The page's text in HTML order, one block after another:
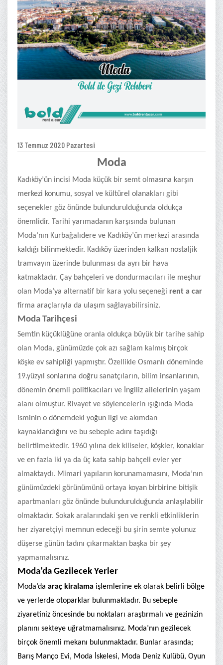
13 Temmuz 2020 Pazartesi
Moda
Kadıköy’ün incisi Moda küçük bir semt olmasına karşın
merkezi konumu, sosyal ve kültürel olanakları gibi
seçenekler göz önünde bulundurulduğunda oldukça
önemlidir. Tarihi yarımadanın karşısında bulunan
Moda’nın Kurbağalıdere ve Kadıköy’ün merkezi arasında
kaldığı bilinmektedir. Kadıköy üzerinden kalkan nostaljik
tramvayın üzerinde bulunması da ayrı bir hava
katmaktadır. Çay bahçeleri ve dondurmacıları ile meşhur
olan Moda’ya alternatif bir kara yolu seçeneği rent a car
firma araçlarıyla da ulaşım sağlayabilirsiniz.
Moda Tarihçesi
Semtin küçüklüğüne oranla oldukça büyük bir tarihe sahip
olan Moda, günümüzde çok azı sağlam kalmış birçok
köşke ev sahipliği yapmıştır. Özellikle Osmanlı döneminde
19.yüzyıl sonlarına doğru sanatçıların, bilim insanlarının,
dönemin önemli politikacıları ve İngiliz ailelerinin yaşam
alanı olmuştur. Rivayet ve söylencelerin ışığında Moda
isminin o dönemdeki yoğun ilgi ve akımdan
kaynaklandığını ve bu sebeple adını taşıdığı
belirtilmektedir. 1960 yılına dek kiliseler, köşkler, konaklar
ve en fazla iki ya da üç kata sahip bahçeli evler yer
almaktaydı. Mimari yapıların korunamamasını, Moda’nın
günümüzdeki görünümünü ortaya koyan birbirine bitişik
apartmanları göz önünde bulundurulduğunda anlaşılabilir
olmaktadır. Sokak aralarındaki şen ve renkli etkinliklerin
her ziyaretçiyi memnun edeceği bu şirin semte yolunuz
düşerse günün tadını çıkarmaktan başka bir şey
yapmamalısınız.
Moda’da Gezilecek Yerler
Moda’da araç kiralama işlemlerine ek olarak belirli bölge
ve yerlerde otoparklar bulunmaktadır. Bu sebeple
ziyaretiniz öncesinde bu noktaları araştırmalı ve gezinizin
planını sekteye uğratmamalısınız. Moda’nın gezilecek
birçok önemli mekanı bulunmaktadır. Bunlar arasında;
Barış Manço Evi, Moda İskelesi, Moda Deniz Kulübü, Oyun